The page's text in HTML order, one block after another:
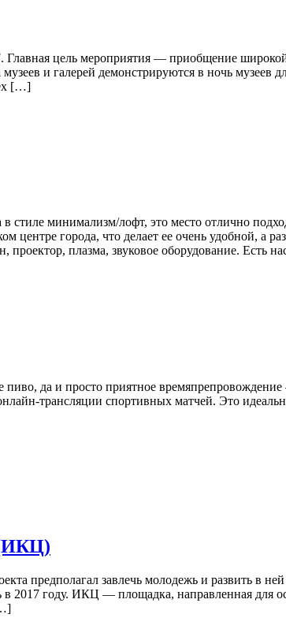
цель мероприятия — приобщение
и галерей демонстрируются в ночь
[…]
минимализм/лофт, это место отлично
центре города, что делает ее очень удобной, а
плазма, звуковое оборудование. Есть
пиво, да и просто приятное
трансляции спортивных матчей. Это
предполагал завлечь молодежь и развить в
2017 году. ИКЦ — площадка, направленная для